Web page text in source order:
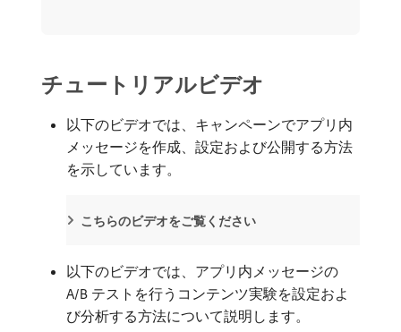
チュートリアルビデオ
以下のビデオでは、キャンペーンでアプリ内
メッセージを作成、設定および公開する方法
を示しています。
こちらのビデオをご覧ください
以下のビデオでは、アプリ内メッセージの
A/B テストを行うコンテンツ実験を設定およ
び分析する方法について説明します。